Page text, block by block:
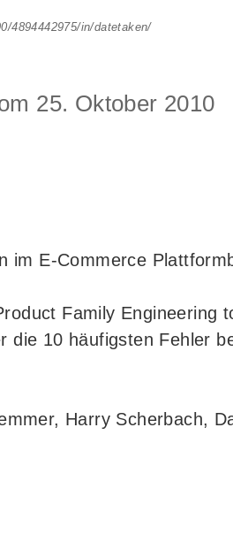
4894442975/in/datetaken/
25. Oktober 2010
im E-Commerce
Family Engineering
die 10 häufigsten Fehler
Harry Scherbach,